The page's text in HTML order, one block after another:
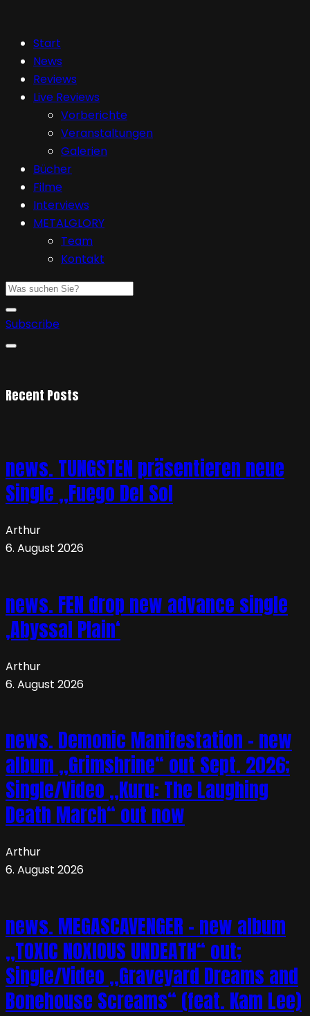
Start
News
Reviews
Live Reviews
Vorberichte
Veranstaltungen
Galerien
Bücher
Filme
Interviews
METALGLORY
Team
Kontakt
Subscribe
Recent Posts
news. TUNGSTEN präsentieren neue
Single „Fuego Del Sol
Arthur
6. August 2026
news. FEN drop new advance single
‚Abyssal Plain‘
Arthur
6. August 2026
news. Demonic Manifestation – new
album „Grimshrine“ out Sept. 2026;
Single/Video „Kuru: The Laughing
Death March“ out now
Arthur
6. August 2026
news. MEGASCAVENGER – new album
„TOXIC NOXIOUS UNDEATH“ out;
Single/Video „Graveyard Dreams and
Bonehouse Screams“ (feat. Kam Lee)